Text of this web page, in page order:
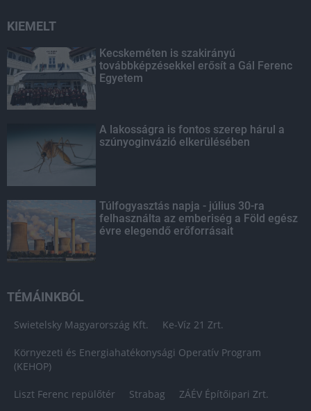
KIEMELT
Kecskeméten is szakirányú
továbbképzésekkel erősít a Gál Ferenc
Egyetem
A lakosságra is fontos szerep hárul a
szúnyoginvázió elkerülésében
Túlfogyasztás napja - július 30-ra
felhasználta az emberiség a Föld egész
évre elegendő erőforrásait
TÉMÁINKBÓL
Swietelsky Magyarország Kft. Ke-Víz 21 Zrt.
Környezeti és Energiahatékonysági Operatív Program
(KEHOP)
Liszt Ferenc repülőtér Strabag ZÁÉV Építőipari Zrt.